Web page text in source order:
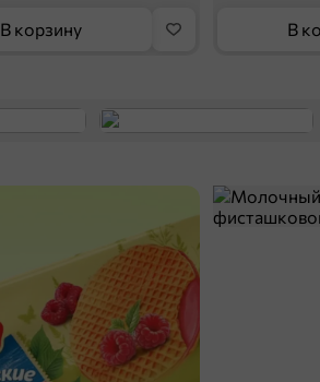
В корзину В